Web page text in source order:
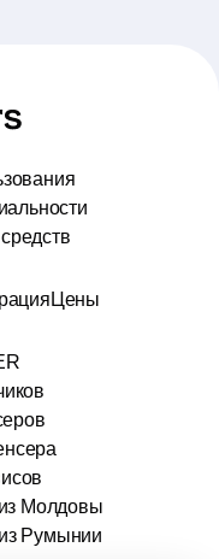
Цены
Молдовы
Румынии